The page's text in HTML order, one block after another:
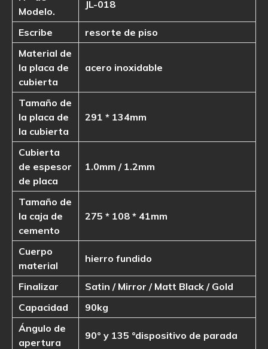
Modelo.
JL-018
Escribe
resorte de piso
Material de
la placa de
cubierta
acero inoxidable
Tamaño de
la placa de
la cubierta
291 * 134mm
Cubierta
de espesor
de placa
1.0mm / 1.2mm
Tamaño de
la caja de
cemento
275 * 108 * 41mm
Cuerpo
material
hierro fundido
Finalizar
Satin / Mirror / Matt Black / Gold
Capacidad
90kg
Ángulo de
apertura
90° y 135 °dispositivo de parada